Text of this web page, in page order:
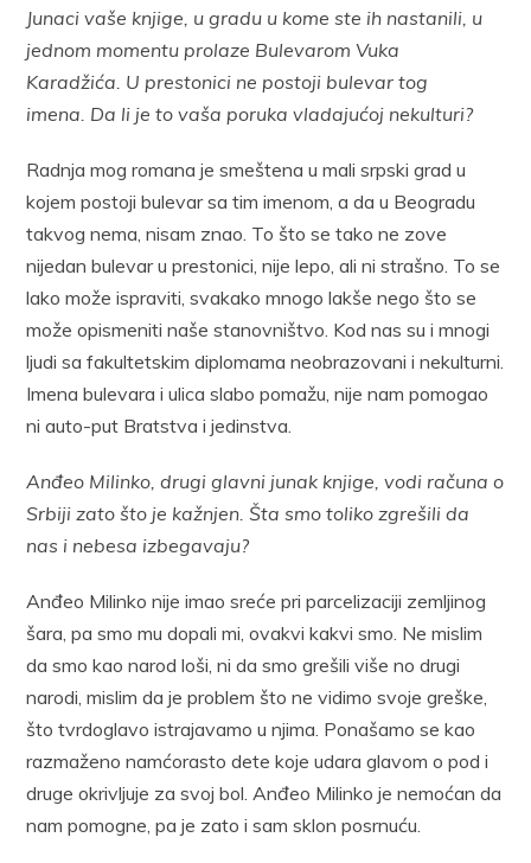
Junaci vaše knjige, u gradu u kome ste ih nastanili, u
jednom momentu prolaze Bulevarom Vuka
Karadžića. U prestonici ne postoji bulevar tog
imena. Da li je to vaša poruka vladajućoj nekulturi?
Radnja mog romana je smeštena u mali srpski grad u
kojem postoji bulevar sa tim imenom, a da u Beogradu
takvog nema, nisam znao. To što se tako ne zove
nijedan bulevar u prestonici, nije lepo, ali ni strašno. To se
lako može ispraviti, svakako mnogo lakše nego što se
može opismeniti naše stanovništvo. Kod nas su i mnogi
ljudi sa fakultetskim diplomama neobrazovani i nekulturni.
Imena bulevara i ulica slabo pomažu, nije nam pomogao
ni auto-put Bratstva i jedinstva.
Anđeo Milinko, drugi glavni junak knjige, vodi računa o
Srbiji zato što je kažnjen. Šta smo toliko zgrešili da
nas i nebesa izbegavaju?
Anđeo Milinko nije imao sreće pri parcelizaciji zemljinog
šara, pa smo mu dopali mi, ovakvi kakvi smo. Ne mislim
da smo kao narod loši, ni da smo grešili više no drugi
narodi, mislim da je problem što ne vidimo svoje greške,
što tvrdoglavo istrajavamo u njima. Ponašamo se kao
razmaženo namćorasto dete koje udara glavom o pod i
druge okrivljuje za svoj bol. Anđeo Milinko je nemoćan da
nam pomogne, pa je zato i sam sklon posrnuću.